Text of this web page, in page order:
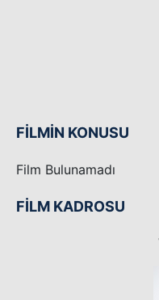
FİLMİN KONUSU
Film Bulunamadı
FİLM KADROSU